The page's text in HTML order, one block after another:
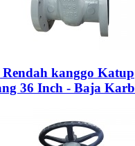
kanggo Katup
36 Inch - Baja